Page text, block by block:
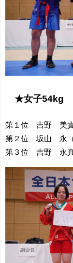
★女子54kg
第１位 吉野 美貴
第２位 坂山 永（
第３位 吉野 永真